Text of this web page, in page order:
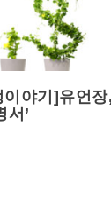
야기]유언장
서’